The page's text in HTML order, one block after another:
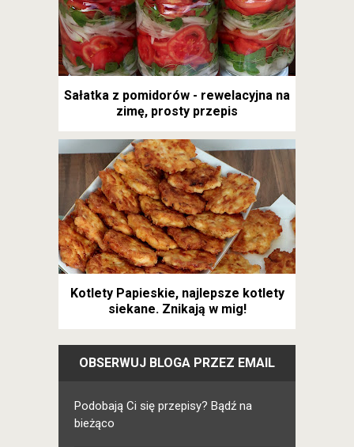
Sałatka z pomidorów - rewelacyjna na
zimę, prosty przepis
Kotlety Papieskie, najlepsze kotlety
siekane. Znikają w mig!
OBSERWUJ BLOGA PRZEZ EMAIL
Podobają Ci się przepisy? Bądź na
bieżąco